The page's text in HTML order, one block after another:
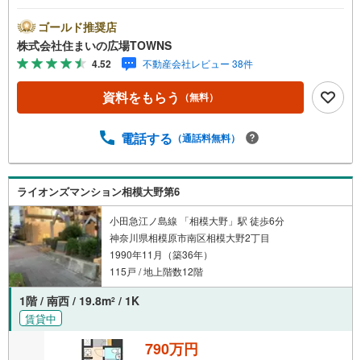
設備を搭載の1SDKです。住み心地がしっかりと考えられた
中古マンションです。セキュリティに配慮された物件で
す。駅徒歩12分の場所にある物件です。TVインターホン
で、モニターから来訪者が確認できます。
ゴールド推奨店
株式会社住まいの広場TOWNS
4.52 不動産会社レビュー 38件
資料をもらう （無料）
電話する （通話料無料）
ライオンズマンション相模大野第6
小田急江ノ島線 「相模大野」駅 徒歩6分
神奈川県相模原市南区相模大野2丁目
1990年11月（築36年）
115戸 / 地上階数12階
1階 / 南西 / 19.8m2 / 1K
賃貸中
790万円